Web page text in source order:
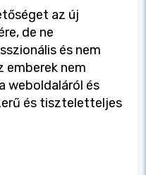
az új
de ne
és nem
emberek nem
weboldaláról és
és tiszteletteljes